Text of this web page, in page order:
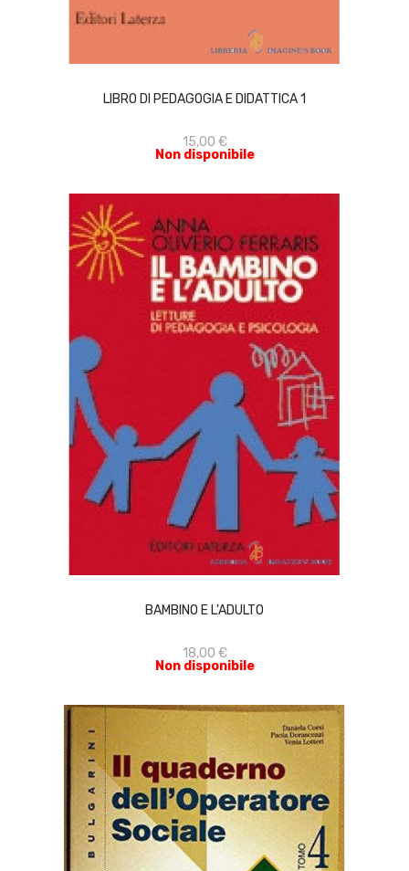
LIBRO DI PEDAGOGIA E DIDATTICA 1
15,00 €
Non disponibile
ACQUISTA
BAMBINO E L'ADULTO
18,00 €
Non disponibile
ACQUISTA